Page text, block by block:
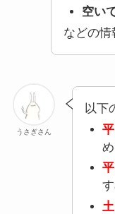
空い
などの情
うさぎさん
以下